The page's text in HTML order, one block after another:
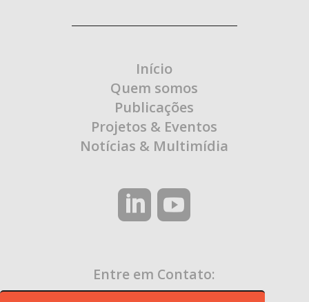
Início
Quem somos
Publicações
Projetos & Eventos
Notícias & Multimídia
Entre em Contato:
contato@ocaa.org.br